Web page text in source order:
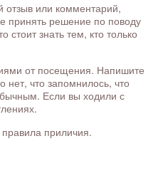
отзыв или комментарий,
решение по поводу
стоит знать тем, кто только
от посещения. Напишите
нет, что запомнилось, что
Если вы ходили с
приличия.